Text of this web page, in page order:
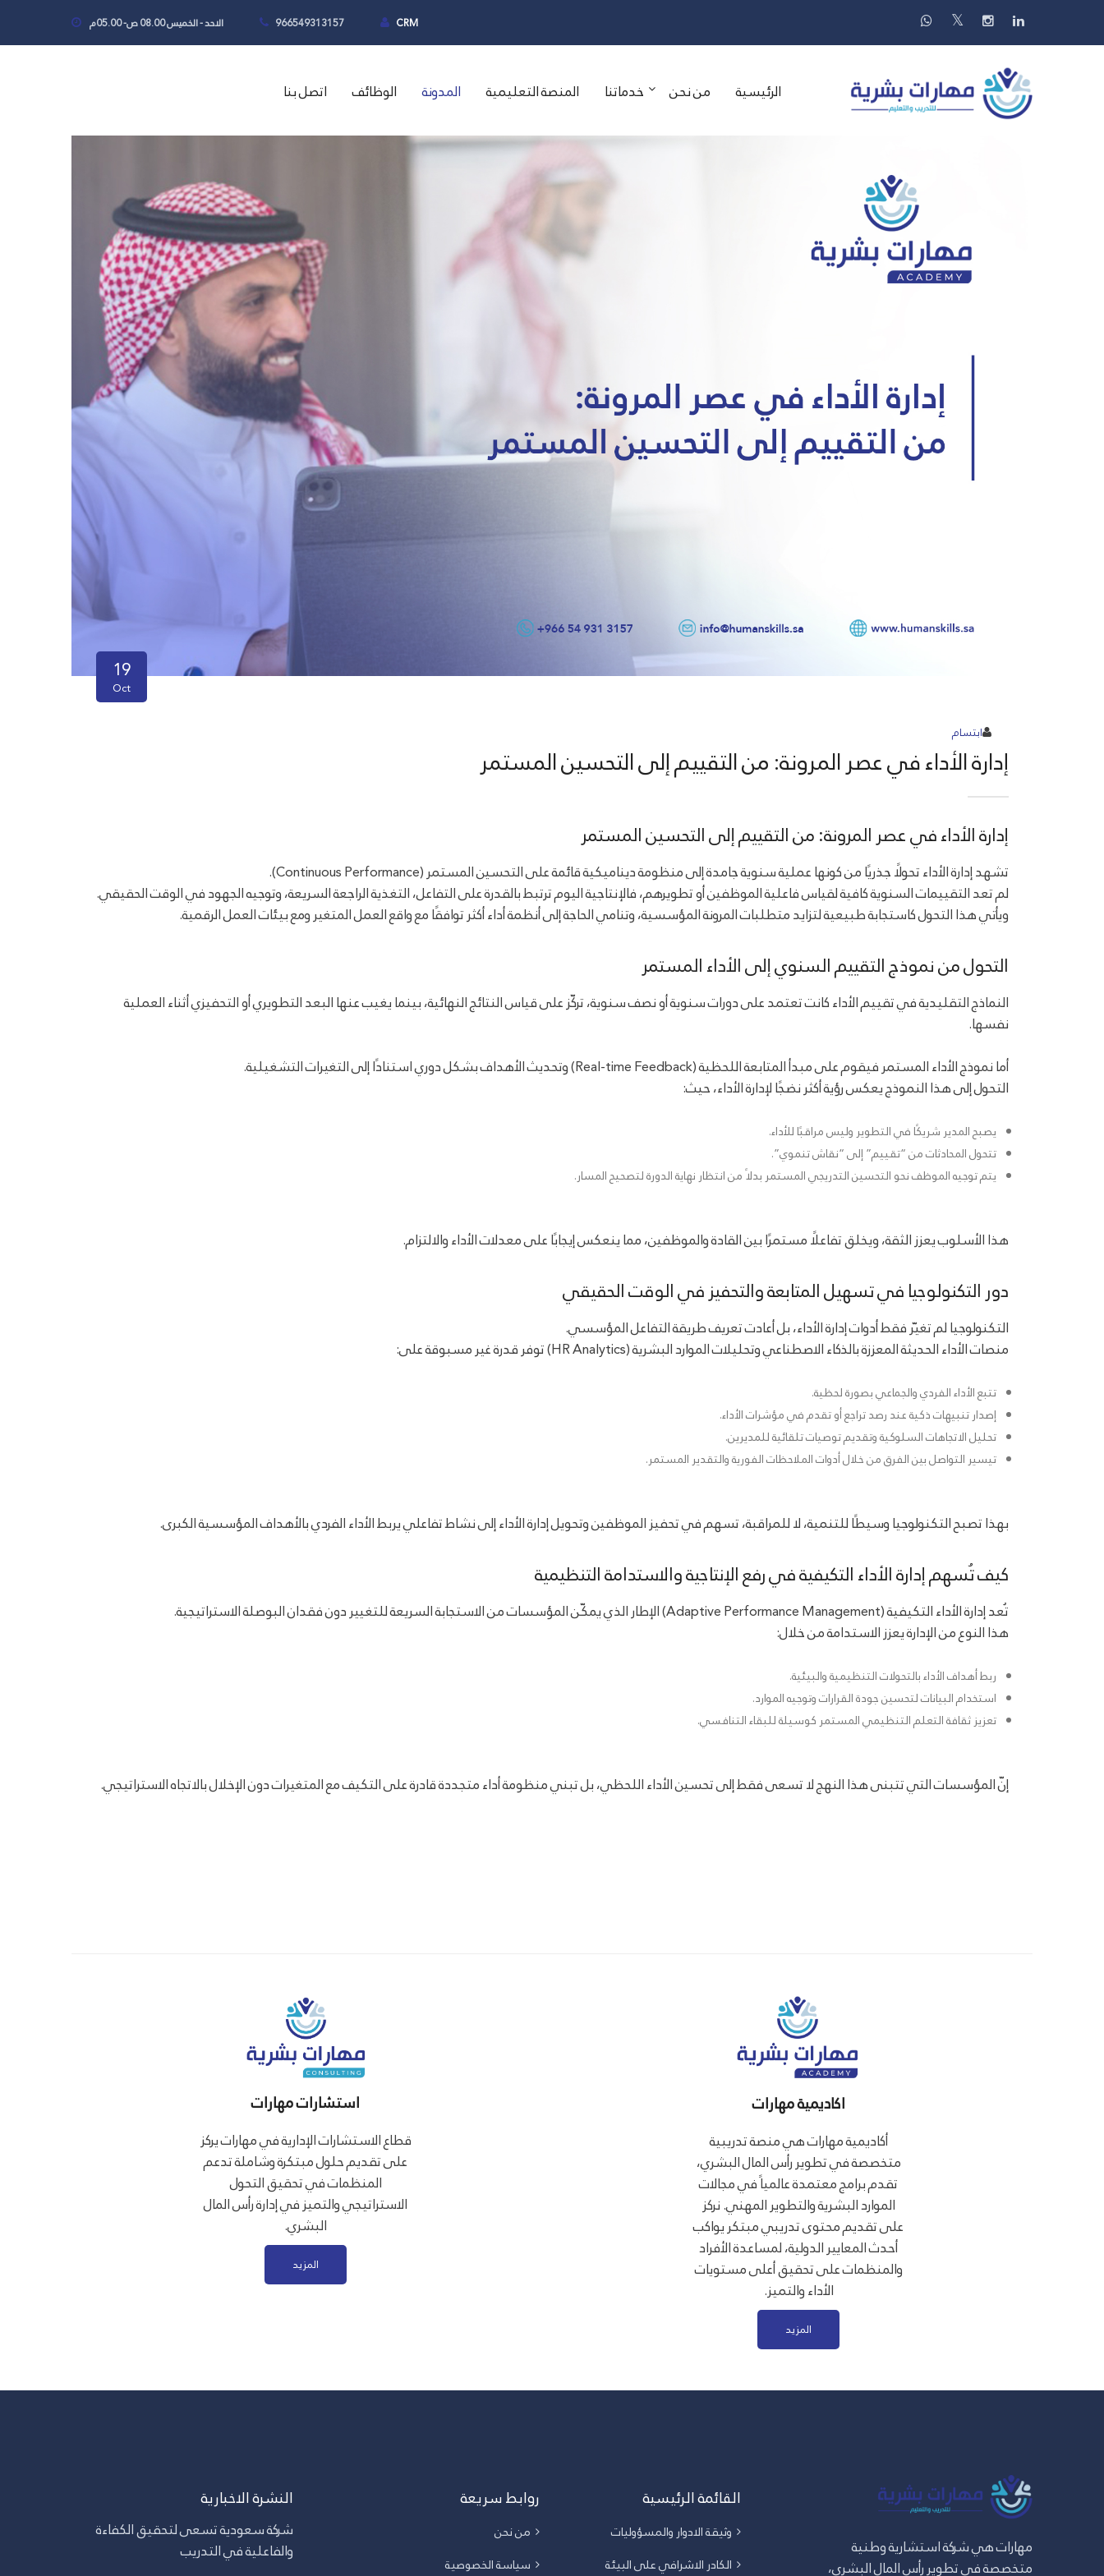
الاحد - الخميس 08.00 ص- 05.00م 966549313157 CRM
الرئيسية من نحن خدماتنا المنصة التعليمية المدونة الوظائف اتصل بنا
19
Oct
ابتسام
إدارة الأداء في عصر المرونة: من التقييم إلى التحسين المستمر
إدارة الأداء في عصر المرونة: من التقييم إلى التحسين المستمر
تشهد إدارة الأداء تحولًا جذريًا من كونها عملية سنوية جامدة إلى منظومة ديناميكية قائمة على التحسين المستمر (Continuous Performance).
لم تعد التقييمات السنوية كافية لقياس فاعلية الموظفين أو تطويرهم، فالإنتاجية اليوم ترتبط بالقدرة على التفاعل، التغذية الراجعة السريعة، وتوجيه الجهود في الوقت الحقيقي.
ويأتي هذا التحول كاستجابة طبيعية لتزايد متطلبات المرونة المؤسسية، وتنامي الحاجة إلى أنظمة أداء أكثر توافقًا مع واقع العمل المتغير ومع بيئات العمل الرقمية.
التحول من نموذج التقييم السنوي إلى الأداء المستمر
النماذج التقليدية في تقييم الأداء كانت تعتمد على دورات سنوية أو نصف سنوية، تركّز على قياس النتائج النهائية، بينما يغيب عنها البعد التطويري أو التحفيزي أثناء العملية
نفسها.
أما نموذج الأداء المستمر فيقوم على مبدأ المتابعة اللحظية (Real-time Feedback) وتحديث الأهداف بشكل دوري استنادًا إلى التغيرات التشغيلية.
التحول إلى هذا النموذج يعكس رؤية أكثر نضجًا لإدارة الأداء، حيث:
يصبح المدير شريكًا في التطوير وليس مراقبًا للأداء.
تتحول المحادثات من “تقييم” إلى “نقاش تنموي”.
يتم توجيه الموظف نحو التحسين التدريجي المستمر بدلاً من انتظار نهاية الدورة لتصحيح المسار.
هذا الأسلوب يعزز الثقة، ويخلق تفاعلًا مستمرًا بين القادة والموظفين، مما ينعكس إيجابًا على معدلات الأداء والالتزام.
دور التكنولوجيا في تسهيل المتابعة والتحفيز في الوقت الحقيقي
التكنولوجيا لم تغيّر فقط أدوات إدارة الأداء، بل أعادت تعريف طريقة التفاعل المؤسسي.
منصات الأداء الحديثة المعززة بالذكاء الاصطناعي وتحليلات الموارد البشرية (HR Analytics) توفر قدرة غير مسبوقة على:
تتبع الأداء الفردي والجماعي بصورة لحظية.
إصدار تنبيهات ذكية عند رصد تراجع أو تقدم في مؤشرات الأداء.
تحليل الاتجاهات السلوكية وتقديم توصيات تلقائية للمديرين.
تيسير التواصل بين الفرق من خلال أدوات الملاحظات الفورية والتقدير المستمر.
بهذا تصبح التكنولوجيا وسيطًا للتنمية، لا للمراقبة، تسهم في تحفيز الموظفين وتحويل إدارة الأداء إلى نشاط تفاعلي يربط الأداء الفردي بالأهداف المؤسسية الكبرى.
كيف تُسهم إدارة الأداء التكيفية في رفع الإنتاجية والاستدامة التنظيمية
تُعد إدارة الأداء التكيفية (Adaptive Performance Management) الإطار الذي يمكّن المؤسسات من الاستجابة السريعة للتغيير دون فقدان البوصلة الاستراتيجية.
هذا النوع من الإدارة يعزز الاستدامة من خلال:
ربط أهداف الأداء بالتحولات التنظيمية والبيئية.
استخدام البيانات لتحسين جودة القرارات وتوجيه الموارد.
تعزيز ثقافة التعلم التنظيمي المستمر كوسيلة للبقاء التنافسي.
إنّ المؤسسات التي تتبنى هذا النهج لا تسعى فقط إلى تحسين الأداء اللحظي، بل تبني منظومة أداء متجددة قادرة على التكيف مع المتغيرات دون الإخلال بالاتجاه الاستراتيجي.
استشارات مهارات
قطاع الاستشارات الإدارية في مهارات يركز
على تقديم حلول مبتكرة وشاملة تدعم
المنظمات في تحقيق التحول
الاستراتيجي والتميز في إدارة رأس المال
البشري.
المزيد
اكاديمية مهارات
أكاديمية مهارات هي منصة تدريبية
متخصصة في تطوير رأس المال البشري،
تقدم برامج معتمدة عالمياً في مجالات
الموارد البشرية والتطوير المهني. نركز
على تقديم محتوى تدريبي مبتكر يواكب
أحدث المعايير الدولية، لمساعدة الأفراد
والمنظمات على تحقيق أعلى مستويات
الأداء والتميز.
المزيد
النشرة الاخبارية
شركة سعودية تسعى لتحقيق الكفاءة
والفاعلية في التدريب
روابط سريعة
من نحن
سياسة الخصوصية
القائمة الرئيسية
وثيقة الادوار والمسؤوليات
الكادر الاشرافي على البيئة
مهارات هي شركة استشارية وطنية
متخصصة في تطوير رأس المال البشري،